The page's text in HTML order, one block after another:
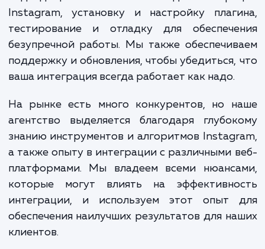
как они смогут взаимодействовать с
социальными медиа прямо на вашем сайте.
также увеличивает видимость вашего
социальных сетях и может привести к
вашего сайта.
Наш процесс работы включает анализ
потребностей и целей, выбор и
подходящего плагина или API для
Instagram, установку и настройку
тестирование и отладку для